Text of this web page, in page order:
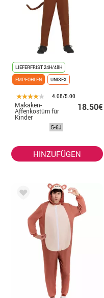
LIEFERFRIST 24H/48H
EMPFOHLEN
UNISEX
4.08/5.00
Makaken-
Affenkostüm für
Kinder
18.50€
5-6J
HINZUFÜGEN